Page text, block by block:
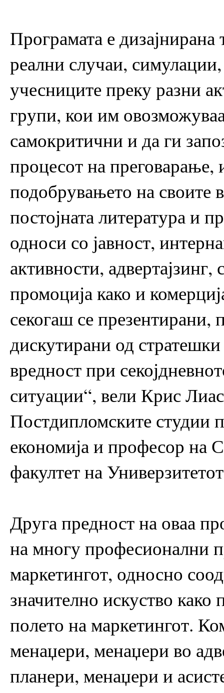
Програмата е
реални случаи,
учесниците преку разни
групи, кои им
самокритични и да ги
процесот на преговарање,
подобрувањето на
постојната литература и
односи со јавност,
активности,
промоција како и
секогаш се презентирани,
дискутирани од
вредност при
ситуации“, вели Крис
Постдипломските студии
економија и професор
факултет на
Друга предност на оваа
на многу професионални
маркетингот, односно
значително искуство
полето на маркетингот.
менаџери, менаџери во
планери, менаџери и